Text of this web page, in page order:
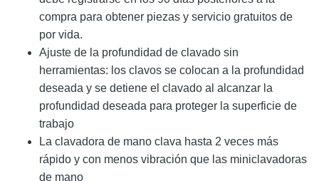
compra para obtener piezas y servicio gratuitos de
por vida.
Ajuste de la profundidad de clavado sin
herramientas: los clavos se colocan a la profundidad
deseada y se detiene el clavado al alcanzar la
profundidad deseada para proteger la superficie de
trabajo
La clavadora de mano clava hasta 2 veces más
rápido y con menos vibración que las miniclavadoras
de mano